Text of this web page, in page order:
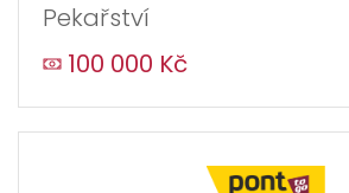
Pekařství
100 000 Kč